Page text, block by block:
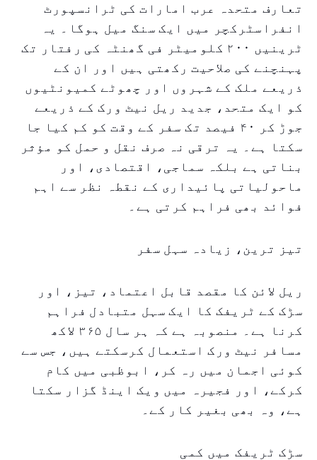
تعارف متحدہ عرب امارات کی ٹرانسپورٹ
انفراسٹرکچر میں ایک سنگ میل ہوگا۔ یہ
ٹرینیں ۲۰۰ کلومیٹر فی گھنٹہ کی رفتار تک
پہنچنے کی صلاحیت رکھتی ہیں اور ان کے
ذریعے ملک کے شہروں اور چھوٹے کمیونٹیوں
کو ایک متحد، جدید ریل نیٹ ورک کے ذریعے
جوڑ کر ۴۰ فیصد تک سفر کے وقت کو کم کیا جا
سکتا ہے۔ یہ ترقی نہ صرف نقل و حمل کو مؤثر
بناتی ہے بلکہ سماجی، اقتصادی، اور
ماحولیاتی پائیداری کے نقطہ نظر سے اہم
فوائد بھی فراہم کرتی ہے۔
تیز ترین، زیادہ سہل سفر
ریل لائن کا مقصد قابل اعتماد، تیز، اور
سڑک کے ٹریفک کا ایک سہل متبادل فراہم
کرنا ہے۔ منصوبہ ہے کہ ہر سال ۳۶۵ لاکھ
مسافر نیٹ ورک استعمال کرسکتے ہیں، جس سے
کوئی اجمان میں رہ کر، ابوظبی میں کام
کرکے، اور فجیرہ میں ویک اینڈ گزار سکتا
ہے، وہ بھی بغیر کار کے۔
سڑک ٹریفک میں کمی